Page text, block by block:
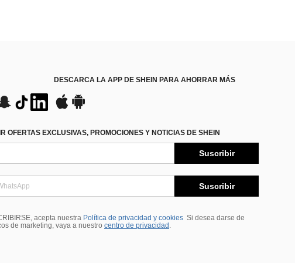
DESCARCA LA APP DE SHEIN PARA AHORRAR MÁS
OFERTAS EXCLUSIVAS, PROMOCIONES Y NOTICIAS DE SHEIN
Suscribir
Suscribir
acepta nuestra Política de privacidad y cookies Si desea darse de
de marketing, vaya a nuestro centro de privacidad .